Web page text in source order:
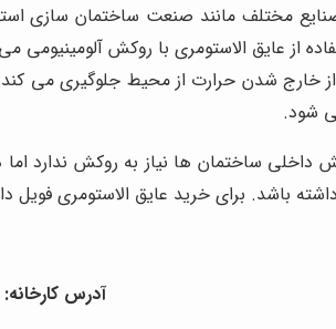
مختلف مانند صنعت ساختمان سازی
از عایق الاستومری با روکش
شدن حرارت از محیط جلوگیری می کند.
شود.
داخلی ساختمان ها نیاز به روکش ندارد
باشد. برای خرید عایق الاستومری فویل
آدرس کارخانه: